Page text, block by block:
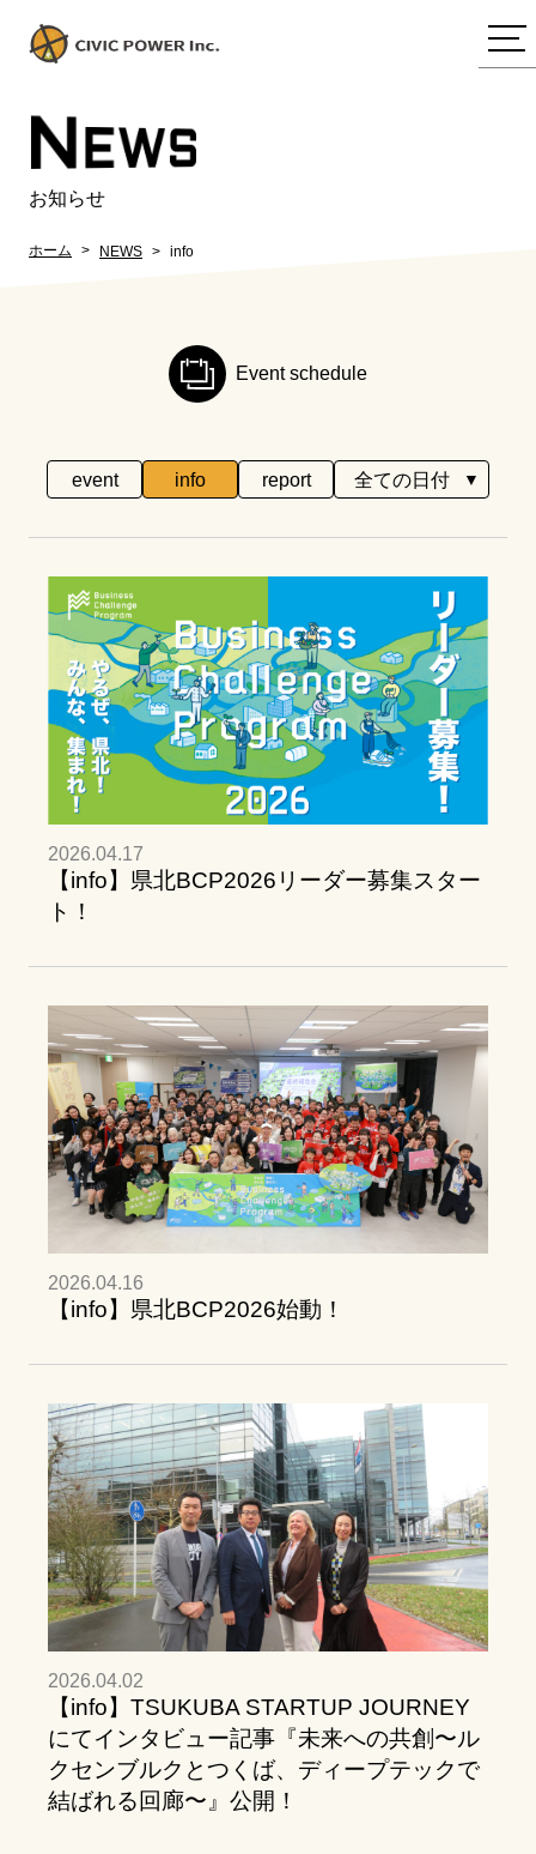
NEWS
お知らせ
ホーム NEWS info
Event schedule
event info report
2026.04.17
【info】県北BCP2026リーダー募集スター
ト！
2026.04.16
【info】県北BCP2026始動！
2026.04.02
【info】TSUKUBA STARTUP JOURNEY
にてインタビュー記事『未来への共創〜ル
クセンブルクとつくば、ディープテックで
結ばれる回廊〜』公開！